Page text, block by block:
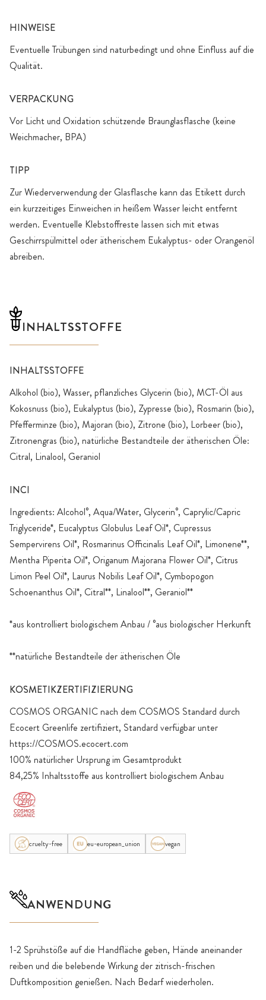
HINWEISE
Eventuelle Trübungen sind naturbedingt und ohne Einfluss auf die
Qualität.
VERPACKUNG
Vor Licht und Oxidation schützende Braunglasflasche (keine
Weichmacher, BPA)
TIPP
Zur Wiederverwendung der Glasflasche kann das Etikett durch
ein kurzzeitiges Einweichen in heißem Wasser leicht entfernt
werden. Eventuelle Klebstoffreste lassen sich mit etwas
Geschirrspülmittel oder ätherischem Eukalyptus- oder Orangenöl
abreiben.
INHALTSSTOFFE
INHALTSSTOFFE
Alkohol (bio), Wasser, pflanzliches Glycerin (bio), MCT-Öl aus
Kokosnuss (bio), Eukalyptus (bio), Zypresse (bio), Rosmarin (bio),
Pfefferminze (bio), Majoran (bio), Zitrone (bio), Lorbeer (bio),
Zitronengras (bio), natürliche Bestandteile der ätherischen Öle:
Citral, Linalool, Geraniol
INCI
Ingredients: Alcohol°, Aqua/Water, Glycerin°, Caprylic/Capric
Triglyceride*, Eucalyptus Globulus Leaf Oil*, Cupressus
Sempervirens Oil*, Rosmarinus Officinalis Leaf Oil*, Limonene**,
Mentha Piperita Oil*, Origanum Majorana Flower Oil*, Citrus
Limon Peel Oil*, Laurus Nobilis Leaf Oil*, Cymbopogon
Schoenanthus Oil*, Citral**, Linalool**, Geraniol**
*aus kontrolliert biologischem Anbau / °aus biologischer Herkunft
**natürliche Bestandteile der ätherischen Öle
KOSMETIKZERTIFIZIERUNG
COSMOS ORGANIC nach dem COSMOS Standard durch
Ecocert Greenlife zertifiziert, Standard verfügbar unter
https://COSMOS.ecocert.com
100% natürlicher Ursprung im Gesamtprodukt
84,25% Inhaltsstoffe aus kontrolliert biologischem Anbau
cruelty-free eu-european_union vegan
ANWENDUNG
1-2 Sprühstöße auf die Handfläche geben, Hände aneinander
reiben und die belebende Wirkung der zitrisch-frischen
Duftkomposition genießen. Nach Bedarf wiederholen.